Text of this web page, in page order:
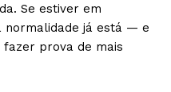
Se estiver em
normalidade já está — e
prova de mais